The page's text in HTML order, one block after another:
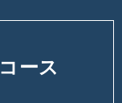
ース